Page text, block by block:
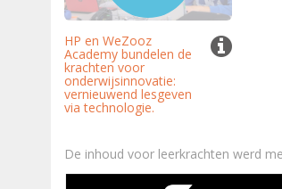
HP en WeZooz
Academy bundelen de
krachten voor
onderwijsinnovatie:
vernieuwend lesgeven
via technologie.
De inhoud voor leerkrachten werd